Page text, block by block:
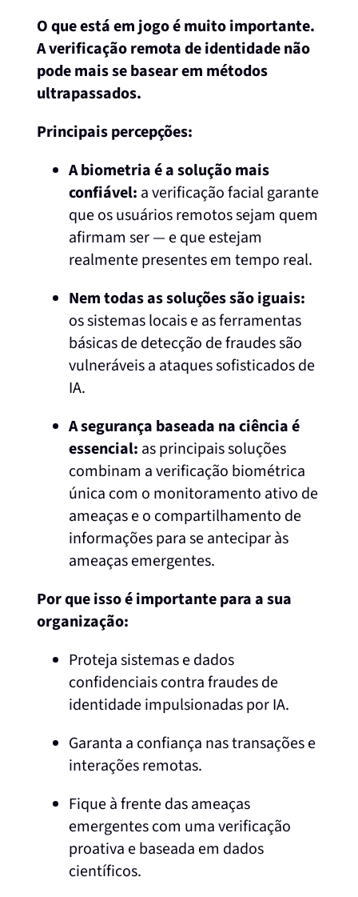
O que está em jogo é muito importante.
A verificação remota de identidade não
pode mais se basear em métodos
ultrapassados.
Principais percepções:
A biometria é a solução mais
confiável: a verificação facial garante
que os usuários remotos sejam quem
afirmam ser — e que estejam
realmente presentes em tempo real.
Nem todas as soluções são iguais:
os sistemas locais e as ferramentas
básicas de detecção de fraudes são
vulneráveis a ataques sofisticados de
IA.
A segurança baseada na ciência é
essencial: as principais soluções
combinam a verificação biométrica
única com o monitoramento ativo de
ameaças e o compartilhamento de
informações para se antecipar às
ameaças emergentes.
Por que isso é importante para a sua
organização:
Proteja sistemas e dados
confidenciais contra fraudes de
identidade impulsionadas por IA.
Garanta a confiança nas transações e
interações remotas.
Fique à frente das ameaças
emergentes com uma verificação
proativa e baseada em dados
científicos.